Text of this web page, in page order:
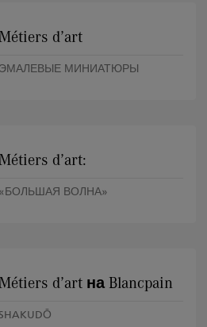
Métiers d’art
ЭМАЛЕВЫЕ МИНИАТЮРЫ
Métiers d’art:
«БОЛЬШАЯ ВОЛНА»
Métiers d’art на Blancpain